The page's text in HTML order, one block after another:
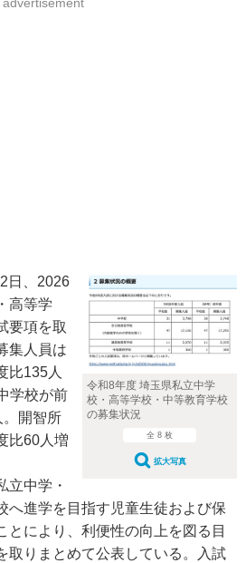
令和8年度 埼玉県私立中学
校・高等学校・中等教育学校
の募集状況
全 8 枚
拡大写真
日、2026
高等学
要項を取
集人員は
比135人
学校が前
開智所
比60人増
中学・
へ進学を目指す児童生徒および保
とにより、利便性の向上を図る目
取りまとめて公表している。入試